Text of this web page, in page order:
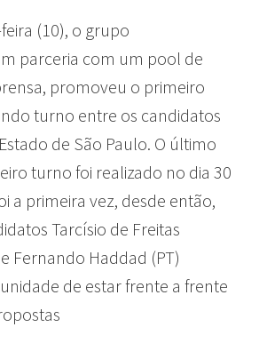
(10), o grupo
parceria com um pool de
promoveu o primeiro
turno entre os candidatos
de São Paulo. O último
turno foi realizado no dia 30
a primeira vez, desde então,
Tarcísio de Freitas
Fernando Haddad (PT)
de estar frente a frente